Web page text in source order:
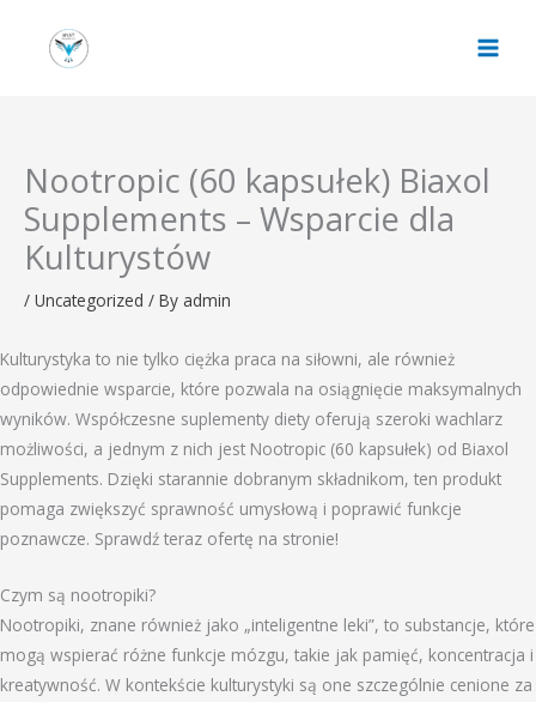
Nootropic (60 kapsułek) Biaxol
Supplements – Wsparcie dla
Kulturystów
/ Uncategorized / By admin
Kulturystyka to nie tylko ciężka praca na siłowni, ale również
odpowiednie wsparcie, które pozwala na osiągnięcie maksymalnych
wyników. Współczesne suplementy diety oferują szeroki wachlarz
możliwości, a jednym z nich jest Nootropic (60 kapsułek) od Biaxol
Supplements. Dzięki starannie dobranym składnikom, ten produkt
pomaga zwiększyć sprawność umysłową i poprawić funkcje
poznawcze. Sprawdź teraz ofertę na stronie!
Czym są nootropiki?
Nootropiki, znane również jako „inteligentne leki”, to substancje, które
mogą wspierać różne funkcje mózgu, takie jak pamięć, koncentracja i
kreatywność. W kontekście kulturystyki są one szczególnie cenione za